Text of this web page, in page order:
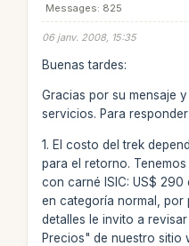
Messages: 825
06 janv. 2008, 15:35
Buenas tardes:
Gracias por su mensaje
servicios. Para
1. El costo del trek
para el retorno.
con carné ISIC: US$
en categoría normal, por
detalles le invito a
Precios" de nuestro sitio